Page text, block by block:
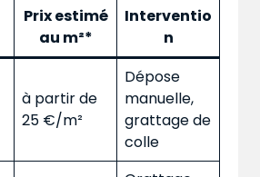
Prix estimé
au m²*
Interventio
n
à partir de
25 €/m²
Dépose
manuelle,
grattage de
colle